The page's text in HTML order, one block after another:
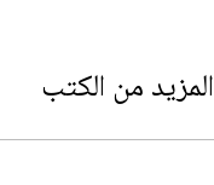
المزيد من الكتب